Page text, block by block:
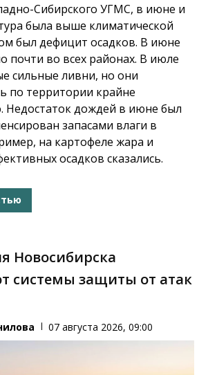
Сибирского УГМС, в июне и
была выше климатической
был дефицит осадков. В июне
почти во всех районах. В июле
сильные ливни, но они
по территории крайне
Недостаток дождей в июне был
запасами влаги в
на картофеле жара и
осадков сказались.
Новосибирска
системы защиты от атак
07 августа 2026, 09:00